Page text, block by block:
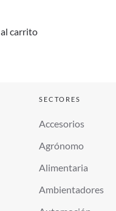
carrito
SECTORES
Accesorios
Agrónomo
Alimentaria
Ambientadores